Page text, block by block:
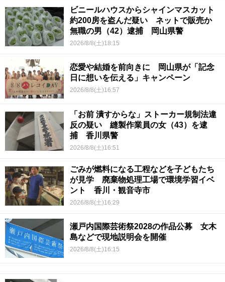
ビニールハウスからシャインマスカット
約200房を盗んだ疑い ネットで販売か
無職の男（42）逮捕 岡山県警
2026/8/8(土)18:15
恋愛や結婚を前向きに 岡山県が「記念
日に想いを伝える」キャンペーン
2026/8/8(土)16:57
「お前 潰すからな」ストーカー規制法違
反の疑い 縫製作業員の女（43）を逮
捕 香川県警
2026/8/8(土)16:51
ごみが燃料になる工程などを子どもたち
が見学 廃棄物処理工場で環境学習イベ
ント 香川・観音寺市
2026/8/8(土)16:29
瀬戸内国際芸術祭2028の作品公募 女木
島などで現地説明会を開催
2026/8/8(土)16:15